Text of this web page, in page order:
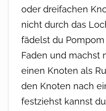
oder dreifachen
nicht durch das
fädelst du
Faden und machst
einen Knoten als
den Knoten nach
festziehst kannst